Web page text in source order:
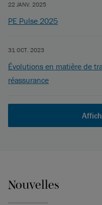
22 JANV. 2025
PE Pulse 2025
31 OCT. 2023
Évolutions en matière de
réassurance
Nouvelles